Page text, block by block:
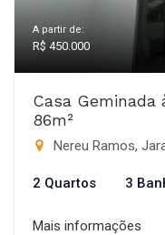
A partir de:
R$ 450.000
Casa Geminada
86m²
Nereu Ramos,
2 Quartos 3
Mais informações